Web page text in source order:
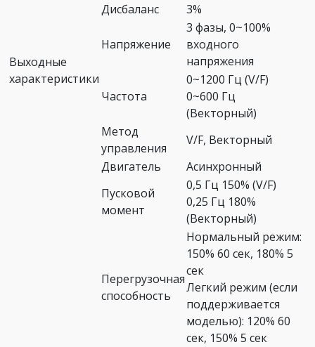
Дисбаланс
3%
Выходные
характеристики
Напряжение
3 фазы, 0~100%
входного
напряжения
Частота
0~1200 Гц (V/F)
0~600 Гц
(Векторный)
Метод
управления
V/F, Векторный
Двигатель
Асинхронный
Пусковой
момент
0,5 Гц 150% (V/F)
0,25 Гц 180%
(Векторный)
Перегрузочная
способность
Нормальный режим:
150% 60 сек, 180% 5
сек
Легкий режим (если
поддерживается
моделью): 120% 60
сек, 150% 5 сек